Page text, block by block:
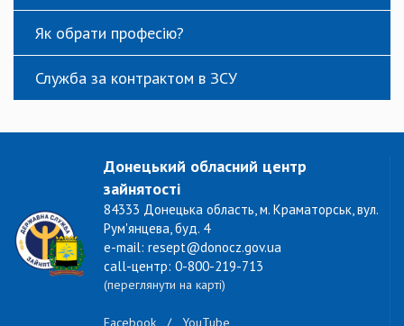
Як обрати професію?
Служба за контрактом в ЗСУ
Донецький обласний центр
зайнятості
84333 Донецька область, м. Краматорськ, вул.
Рум'янцева, буд. 4
e-mail: resept@donocz.gov.ua
call-центр: 0-800-219-713
(переглянути на карті)
Facebook / YouTube